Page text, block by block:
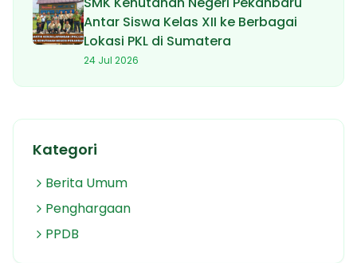
Antar Siswa Kelas XII ke Berbagai
Lokasi PKL di Sumatera
24 Jul 2026
Kategori
Berita Umum
Penghargaan
PPDB